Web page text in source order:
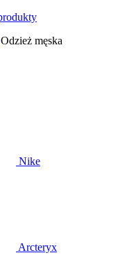
Odzież męska
Nike
Arcteryx